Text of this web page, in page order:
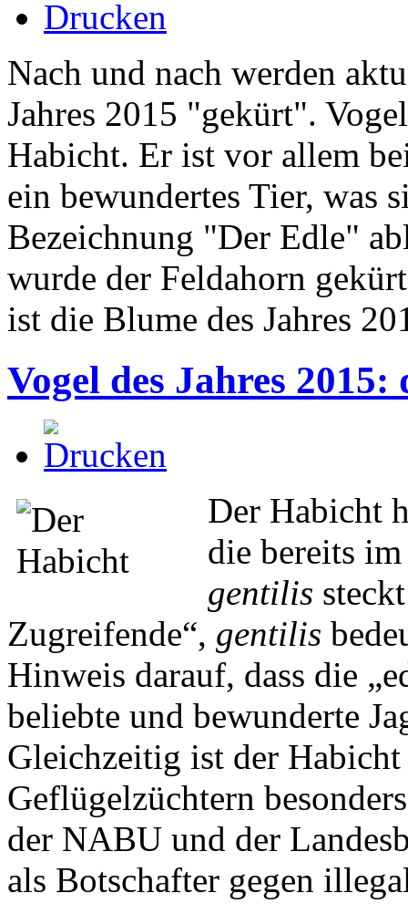
Nach und nach werden
Jahres 2015 "gekürt".
Habicht. Er ist vor allem
ein bewundertes Tier, was
Bezeichnung "Der Edle"
wurde der Feldahorn
ist die Blume des Jahres
Vogel des Jahres
Der Habicht
die bereits
gentilis
Zugreifende“, gentilis
Hinweis darauf, dass die
beliebte und bewunderte
Gleichzeitig ist der
Geflügelzüchtern
der NABU und der
als Botschafter gegen